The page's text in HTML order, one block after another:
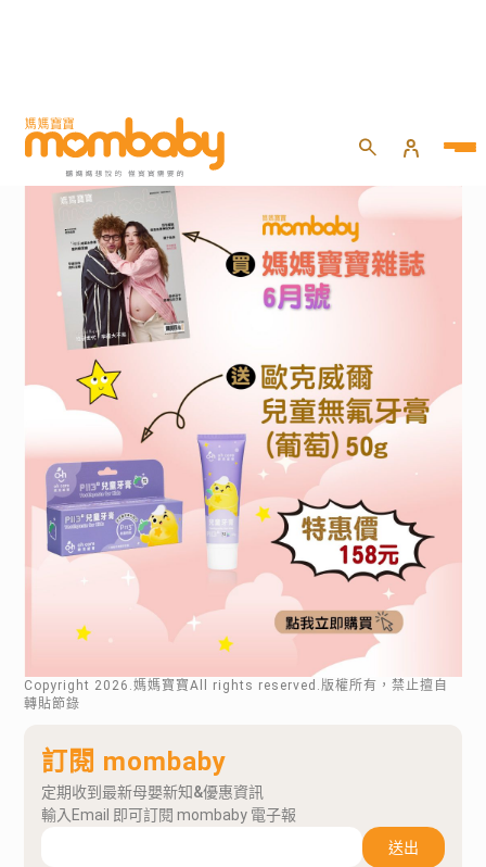
Copyright 2026 .媽媽寶寶All rights reserved.版權所有，禁止擅自
轉貼節錄
訂閱 mombaby
定期收到最新母嬰新知&優惠資訊
輸入Email 即可訂閱 mombaby 電子報
送出